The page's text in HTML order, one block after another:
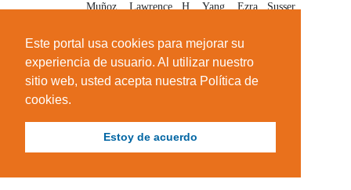
Este portal usa cookies para mejorar su
experiencia de usuario. Al utilizar nuestro
sitio web, usted acepta nuestra Política de
cookies.
Estoy de acuerdo
Muñoz, Lawrence H. Yang, Ezra Susser,
framework in understanding lived experiences
of Chilean and Brazilian mental health service
Revista Iberoamericana de Psicología:
Vol. 14 Núm. 2 (2021): Advances in Mental
Latin America and the World